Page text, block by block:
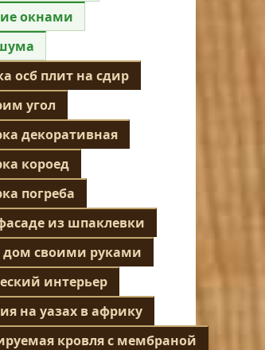
окнами
осб плит на сдир
угол
декоративная
короед
погреба
из шпаклевки
своими руками
интерьер
на уазах в африку
кровля с мембраной